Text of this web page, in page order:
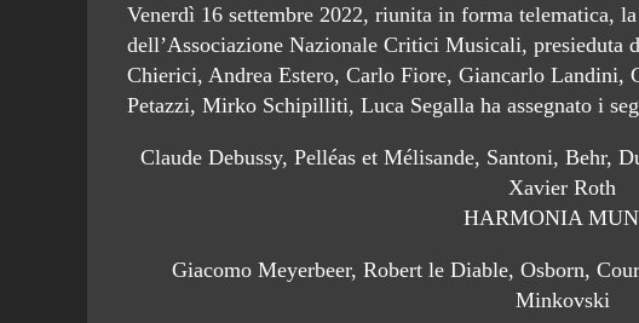
Venerdì 16 settembre 2022, riunita in forma telematica,
dell’Associazione Nazionale Critici Musicali, presieduta
Chierici, Andrea Estero, Carlo Fiore, Giancarlo
Petazzi, Mirko Schipilliti, Luca Segalla ha assegnato i
Claude Debussy, Pelléas et Mélisande, Santoni, Behr,
Xavier Roth
HARMONIA
Giacomo Meyerbeer, Robert le Diable, Osborn,
Minkovski